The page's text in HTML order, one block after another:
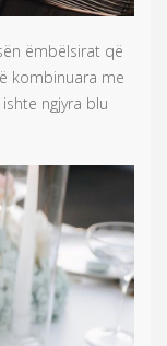
ëmbëlsirat që
kombinuara me
ngjyra blu